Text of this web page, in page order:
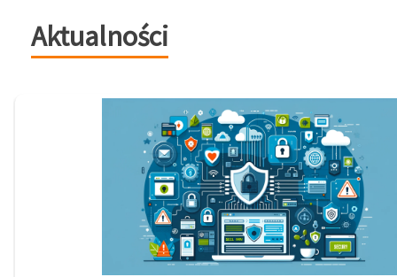
Aktualności